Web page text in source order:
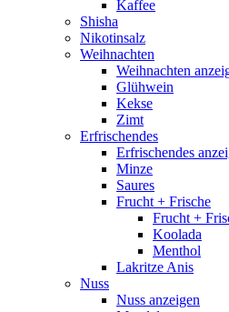
Kaffee
Shisha
Nikotinsalz
Weihnachten
Weihnachten
Glühwein
Kekse
Zimt
Erfrischendes
Erfrischendes
Minze
Saures
Frucht + Frische
Frucht +
Koolada
Menthol
Lakritze Anis
Nuss
Nuss anzeigen